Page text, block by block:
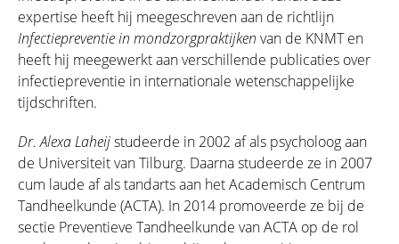
expertise heeft hij meegeschreven aan de richtlijn
Infectiepreventie in mondzorgpraktijken van de KNMT en
heeft hij meegewerkt aan verschillende publicaties over
infectiepreventie in internationale wetenschappelijke
tijdschriften.
Dr. Alexa Laheijstudeerde in 2002 af als psycholoog aan
de Universiteit van Tilburg. Daarna studeerde ze in 2007
cum laude af als tandarts aan het Academisch Centrum
Tandheelkunde (ACTA). In 2014 promoveerde ze bij de
sectie Preventieve Tandheelkunde van ACTA op de rol